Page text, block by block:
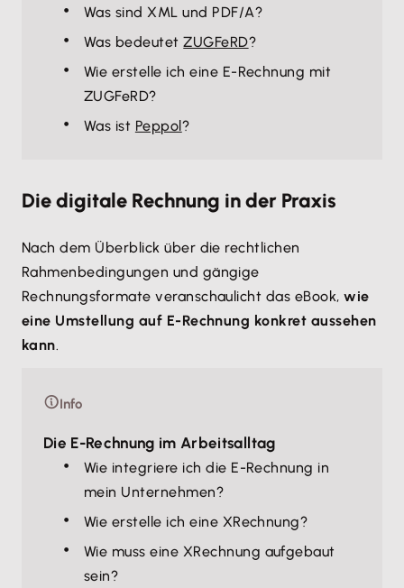
Was sind XML und PDF/A?
Was bedeutetZUGFeRD?
Wie erstelle ich eine E-Rechnung mit
ZUGFeRD?
Was ist Peppol ?
Die digitale Rechnung in der Praxis
Nach dem Überblick über die rechtlichen
Rahmenbedingungen und gängige
Rechnungsformate veranschaulicht das eBook,wie
eine Umstellung auf E-Rechnung konkret aussehen
kann.
Info
Die E-Rechnung im Arbeitsalltag
Wie integriere ich die E-Rechnung in
mein Unternehmen?
Wie erstelle ich eine XRechnung?
Wie muss eine XRechnung aufgebaut
sein?